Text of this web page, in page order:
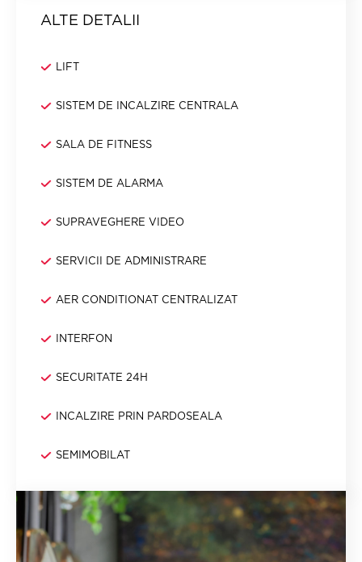
ALTE DETALII
LIFT
SISTEM DE INCALZIRE CENTRALA
SALA DE FITNESS
SISTEM DE ALARMA
SUPRAVEGHERE VIDEO
SERVICII DE ADMINISTRARE
AER CONDITIONAT CENTRALIZAT
INTERFON
SECURITATE 24H
INCALZIRE PRIN PARDOSEALA
SEMIMOBILAT